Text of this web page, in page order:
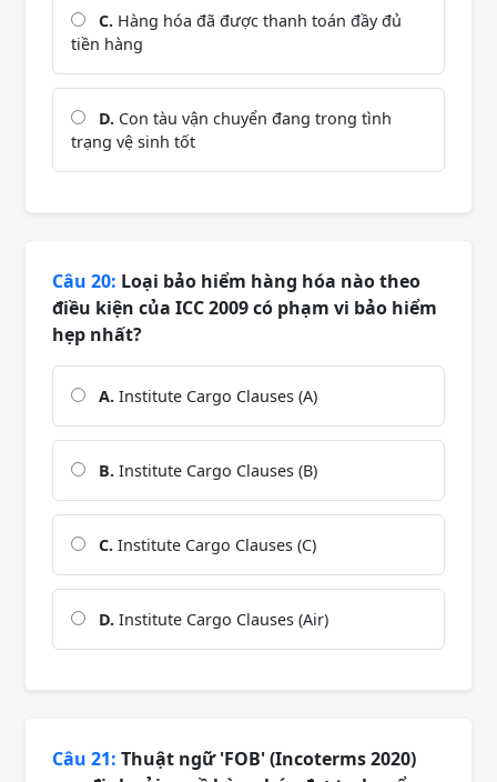
C. Hàng hóa đã được thanh toán đầy đủ
tiền hàng
D. Con tàu vận chuyển đang trong tình
trạng vệ sinh tốt
Câu 20: Loại bảo hiểm hàng hóa nào theo
điều kiện của ICC 2009 có phạm vi bảo hiểm
hẹp nhất?
A. Institute Cargo Clauses (A)
B. Institute Cargo Clauses (B)
C. Institute Cargo Clauses (C)
D. Institute Cargo Clauses (Air)
Câu 21: Thuật ngữ 'FOB' (Incoterms 2020)